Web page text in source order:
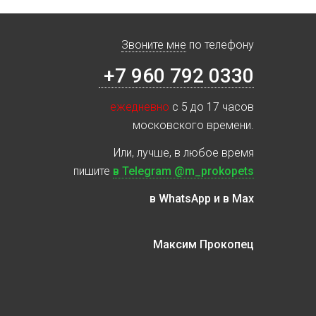
Звоните мне по телефону
+7 960 792 0330
ежедневно с 5 до 17 часов
московского времени.
Или, лучше, в любое время
пишите в Telegram @m_prokopets
в WhatsApp и в Max
Максим Прокопец